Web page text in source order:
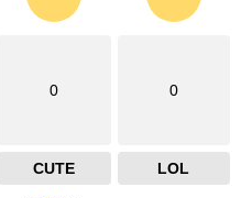
0
CUTE
0
LOL